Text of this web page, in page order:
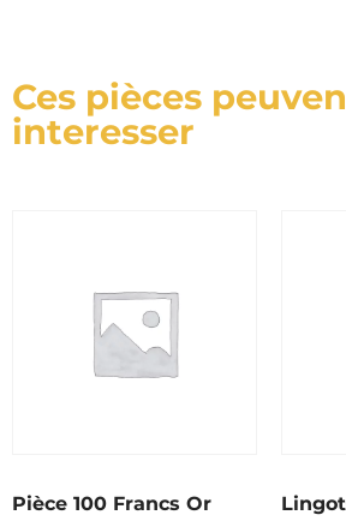
Ces pièces
interesser
Pièce 100 Francs Or